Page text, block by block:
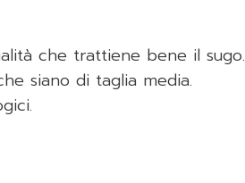
che trattiene bene il sugo.
siano di taglia media.